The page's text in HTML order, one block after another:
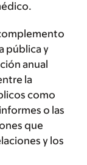
pública y
anual
la
como
o las
que
y los